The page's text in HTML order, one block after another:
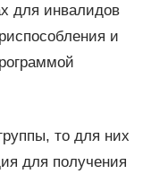
для инвалидов
и
то для них
для получения